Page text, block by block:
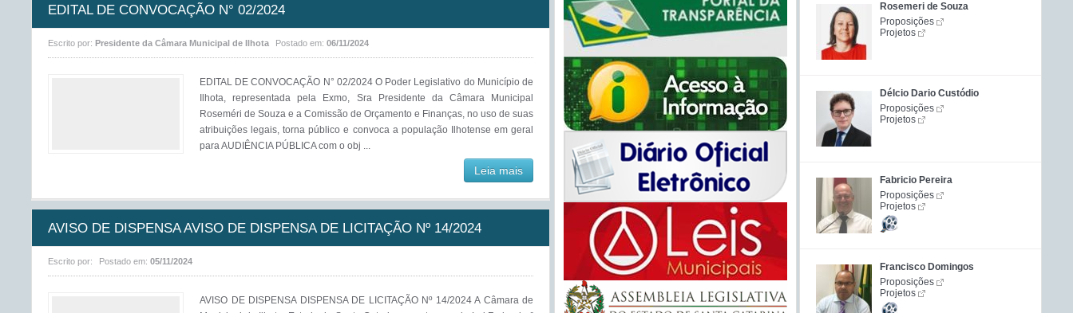
EDITAL DE CONVOCAÇÃO N° 02/2024
Escrito por: Presidente da Câmara Municipal de Ilhota Postado em: 06/11/2024
EDITAL DE CONVOCAÇÃO N° 02/2024 O Poder Legislativo do Município de
Ilhota, representada pela Exmo, Sra Presidente da Câmara Municipal
Roseméri de Souza e a Comissão de Orçamento e Finanças, no uso de suas
atribuições legais, torna público e convoca a população Ilhotense em geral
para AUDIÊNCIA PÚBLICA com o obj ...
Leia mais
AVISO DE DISPENSA AVISO DE DISPENSA DE LICITAÇÃO Nº 14/2024
Escrito por: Postado em: 05/11/2024
AVISO DE DISPENSA DISPENSA DE LICITAÇÃO Nº 14/2024 A Câmara de
Rosemeri de Souza
Proposições
Projetos
Délcio Dario Custódio
Proposições
Projetos
Fabricio Pereira
Proposições
Projetos
Francisco Domingos
Proposições
Projetos